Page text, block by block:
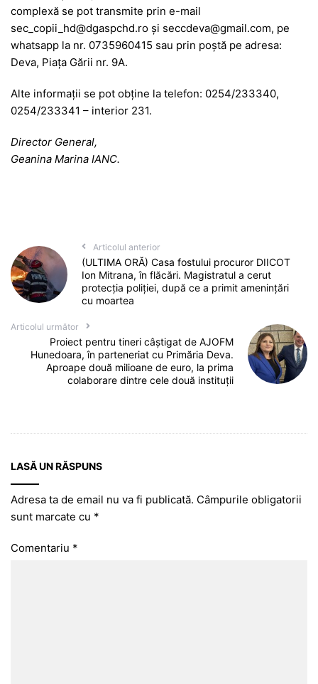
complexă se pot transmite prin e-mail
sec_copii_hd@dgaspchd.ro și seccdeva@gmail.com, pe
whatsapp la nr. 0735960415 sau prin poștă pe adresa:
Deva, Piața Gării nr. 9A.
Alte informații se pot obține la telefon: 0254/233340,
0254/233341 – interior 231.
Director General,
Geanina Marina IANC.
Articolul anterior
(ULTIMA ORĂ) Casa fostului procuror DIICOT
Ion Mitrana, în flăcări. Magistratul a cerut
protecția poliției, după ce a primit amenințări
cu moartea
Articolul următor
Proiect pentru tineri câștigat de AJOFM
Hunedoara, în parteneriat cu Primăria Deva.
Aproape două milioane de euro, la prima
colaborare dintre cele două instituții
LASĂ UN RĂSPUNS
Adresa ta de email nu va fi publicată. Câmpurile obligatorii
sunt marcate cu *
Comentariu *